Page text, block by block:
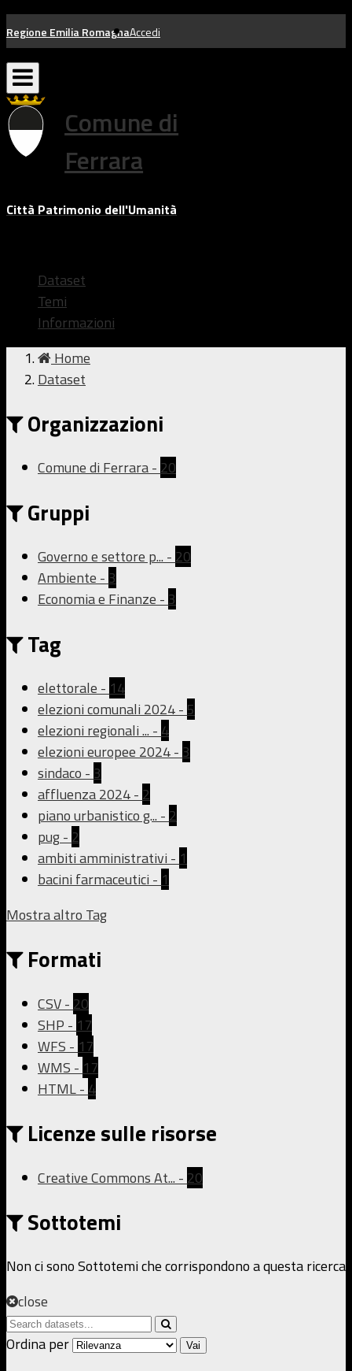
Salta
al
contenuto
Regione Emilia RomagnaAccedi
Comune di
Ferrara
Città Patrimonio dell'Umanità
Dataset
Temi
Informazioni
Home
Dataset
Organizzazioni
Comune di Ferrara- 20
Gruppi
Governo e settore p... - 20
Ambiente - 3
Economia e Finanze - 3
Tag
elettorale - 14
elezioni comunali 2024- 5
elezioni regionali ... - 4
elezioni europee 2024- 3
sindaco - 3
affluenza 2024- 2
piano urbanistico g... - 2
pug- 2
ambiti amministrativi - 1
bacini farmaceutici - 1
Mostra altro Tag
Formati
CSV- 20
SHP - 17
WFS - 17
WMS - 17
HTML- 4
Licenze sulle risorse
Creative Commons At... - 20
Sottotemi
Non ci sono Sottotemi che corrispondono a questa ricerca
close
Ordina per
Vai